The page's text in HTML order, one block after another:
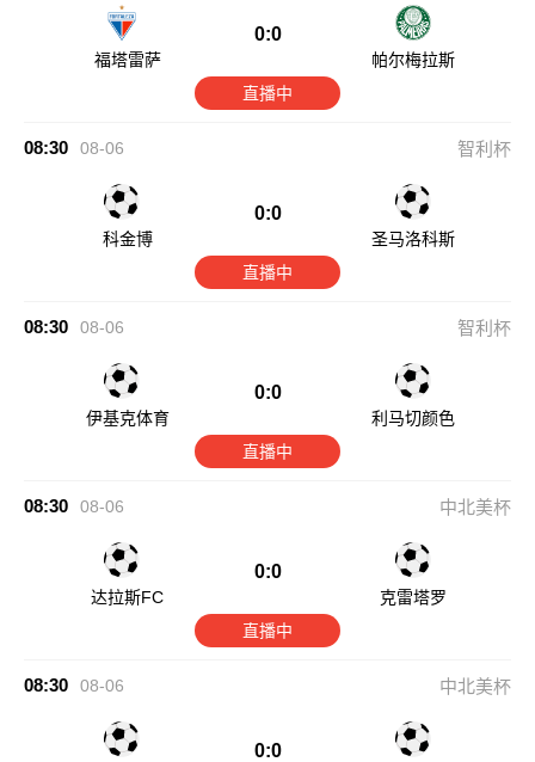
福塔雷萨
0:0
帕尔梅拉斯
直播中
08:30 08-06 智利杯
科金博
0:0
圣马洛科斯
直播中
08:30 08-06 智利杯
伊基克体育
0:0
利马切颜色
直播中
08:30 08-06 中北美杯
达拉斯FC
0:0
克雷塔罗
直播中
08:30 08-06 中北美杯
0:0